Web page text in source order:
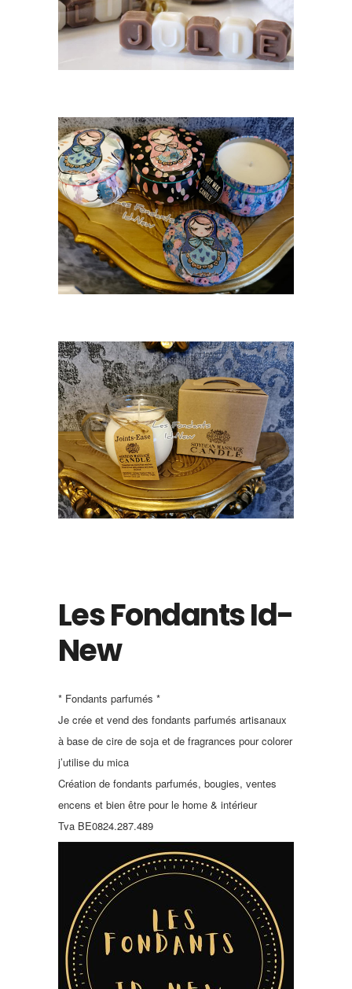
Les Fondants Id-
New
* Fondants parfumés *
Je crée et vend des fondants parfumés artisanaux
à base de cire de soja et de fragrances pour colorer
j’utilise du mica
Création de fondants parfumés, bougies, ventes
encens et bien être pour le home & intérieur
Tva BE0824.287.489